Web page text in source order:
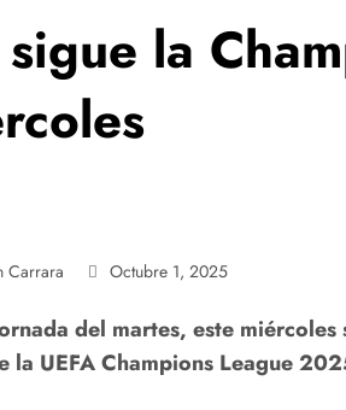
la
Carrara Octubre 1, 2025
del martes, este
la UEFA Champions League